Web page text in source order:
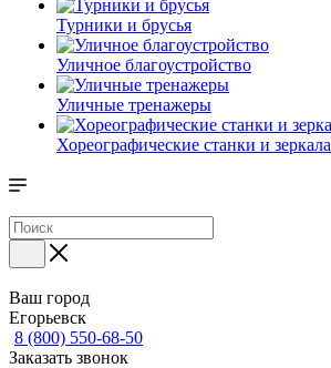
Турники и брусья
Уличное благоустройство
Уличные тренажеры
Хореографические станки и зеркала
Ваш город
Егорьевск
8 (800) 550-68-50
Заказать звонок